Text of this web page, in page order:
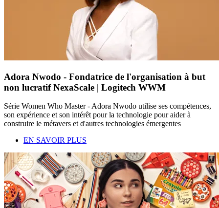
Adora Nwodo - Fondatrice de l'organisation à but
non lucratif NexaScale | Logitech WWM
Série Women Who Master - Adora Nwodo utilise ses compétences,
son expérience et son intérêt pour la technologie pour aider à
construire le métavers et d'autres technologies émergentes
EN SAVOIR PLUS